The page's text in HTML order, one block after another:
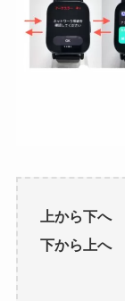
上から下へ
下から上へ